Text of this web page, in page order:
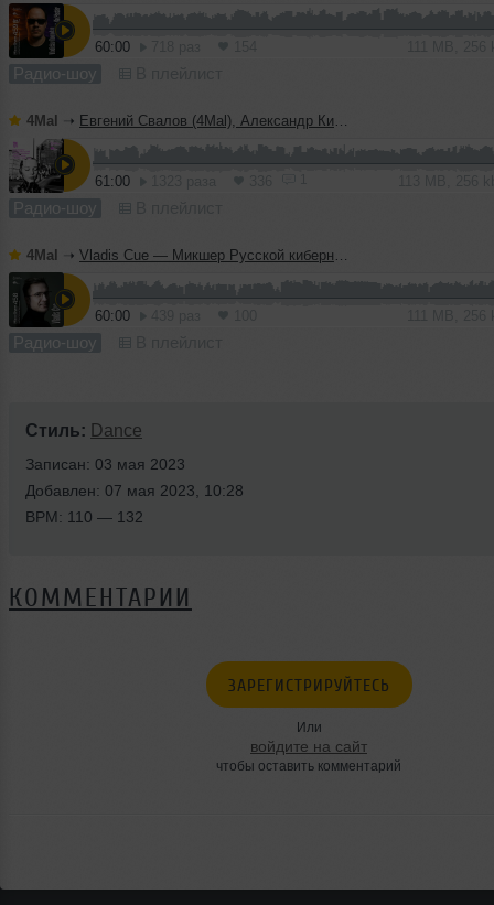
60:00
Радио-шоу
4Mal ➝ Евгений Свалов (4Mal), Александр Киреев — Русская кибернетика 724 (08.07.2026)
61:00
Радио-шоу
4Mal ➝ Vladis Cue — Микшер Русской кибернетики 458 с Евгением Сваловым (4Mal) и Александром Киреевым (08.07.2026)
60:00
Радио-шоу
Стиль: Dance
Записан: 03 мая 2023
Добавлен: 07 мая 2023, 10:28
BPM: 110 — 132
КОММЕНТАРИИ
ЗАРЕГИСТРИРУЙТЕСЬ
Или
войдите на сайт
чтобы оставить комментарий